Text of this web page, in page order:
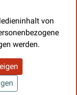
von
werden.